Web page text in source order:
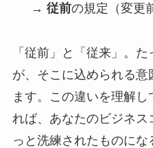
→ 従前の規定（変更
「従前」と「従来」。
が、そこに込められる意
ます。この違いを理解
れば、あなたのビジネス
っと洗練されたものにな